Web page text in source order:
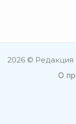
2026 © Редакция
О